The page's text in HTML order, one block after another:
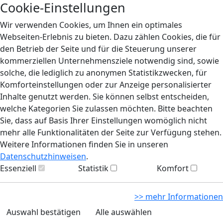
Cookie-Einstellungen
Wir verwenden Cookies, um Ihnen ein optimales
Webseiten-Erlebnis zu bieten. Dazu zählen Cookies, die für
den Betrieb der Seite und für die Steuerung unserer
kommerziellen Unternehmensziele notwendig sind, sowie
solche, die lediglich zu anonymen Statistikzwecken, für
Komforteinstellungen oder zur Anzeige personalisierter
Inhalte genutzt werden. Sie können selbst entscheiden,
welche Kategorien Sie zulassen möchten. Bitte beachten
Sie, dass auf Basis Ihrer Einstellungen womöglich nicht
mehr alle Funktionalitäten der Seite zur Verfügung stehen.
Weitere Informationen finden Sie in unseren
Datenschutzhinweisen.
Essenziell
Statistik Komfort
>> mehr Informationen
Auswahl bestätigen
Alle auswählen